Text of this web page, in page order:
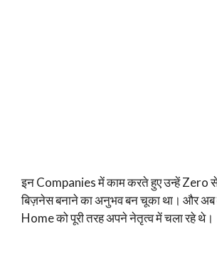
इन Companies में काम करते हुए उन्हें Zero
बिज़नेस बनाने का अनुभव बन चूका था। और
Home को पूरी तरह अपने नेतृत्व में चला रहे थे।